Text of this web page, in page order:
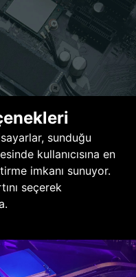
sunduğu
kullanıcısına en
imkanı sunuyor.
seçerek